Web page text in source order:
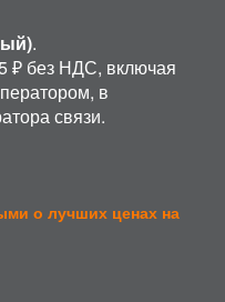
.
₽ без НДС, включая
в
связи.
о лучших ценах на